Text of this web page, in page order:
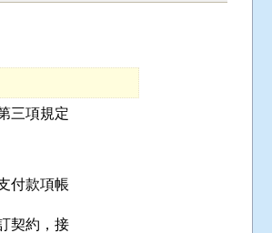
三項規定
付款項帳
契約，接